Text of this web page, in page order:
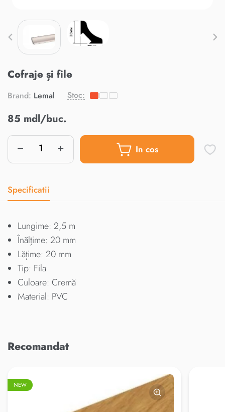
Cofraje și file
Brand: Lemal Stoc:
85 mdl/buc.
In cos
Specificatii
Lungime: 2,5 m
Înălțime: 20 mm
Lățime: 20 mm
Tip: Fila
Culoare: Cremă
Material: PVC
Recomandat
NEW